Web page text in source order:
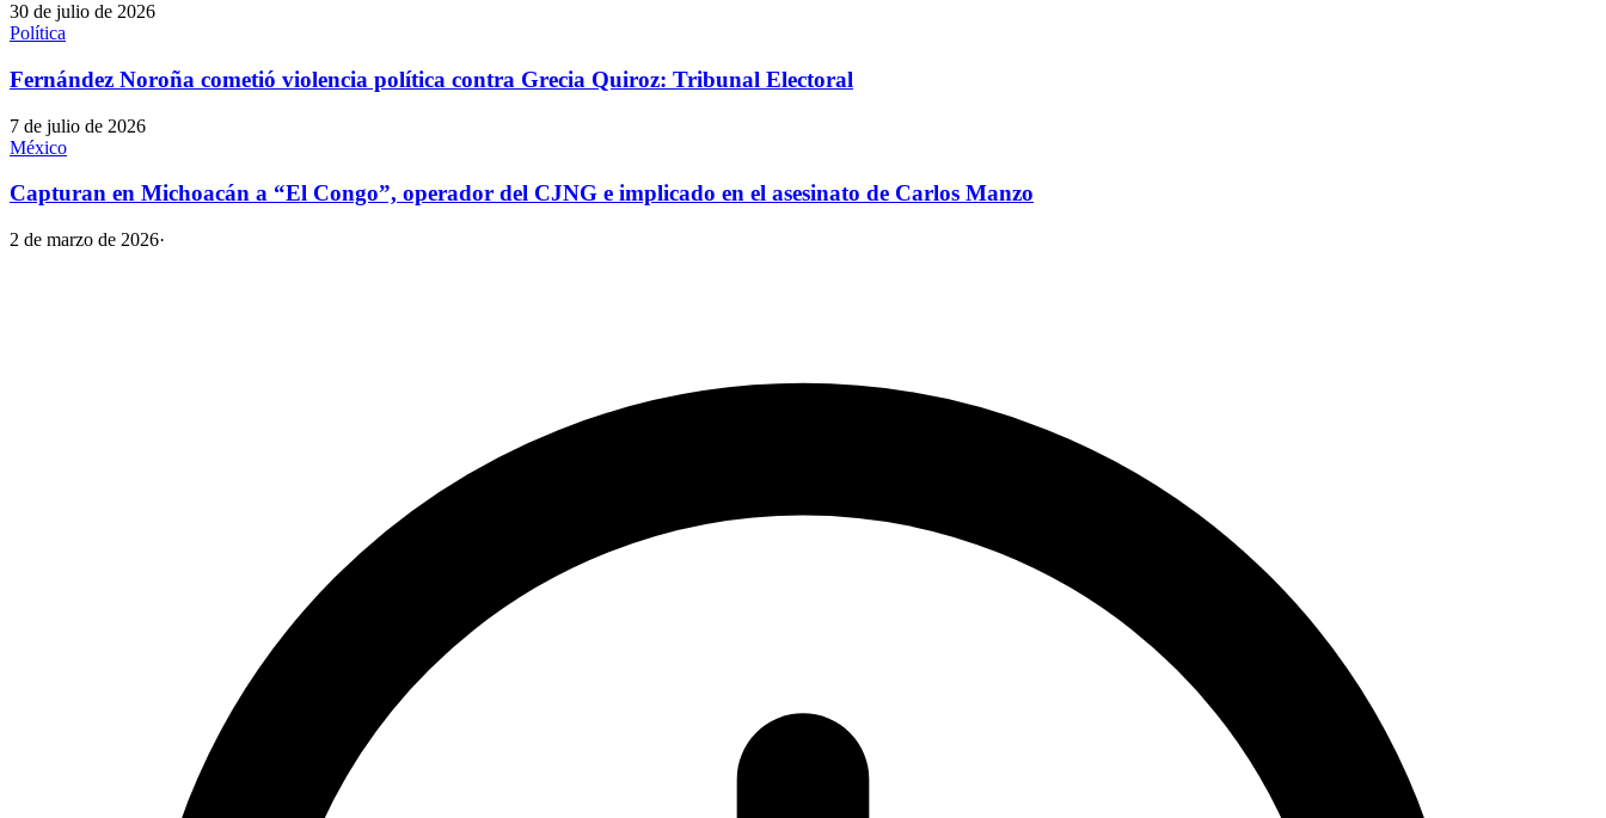
30 de julio de 2026
Política
Fernández Noroña cometió violencia política contra Grecia Quiroz: Tribunal Electoral
7 de julio de 2026
México
Capturan en Michoacán a “El Congo”, operador del CJNG e implicado en el asesinato de Carlos Manzo
2 de marzo de 2026·